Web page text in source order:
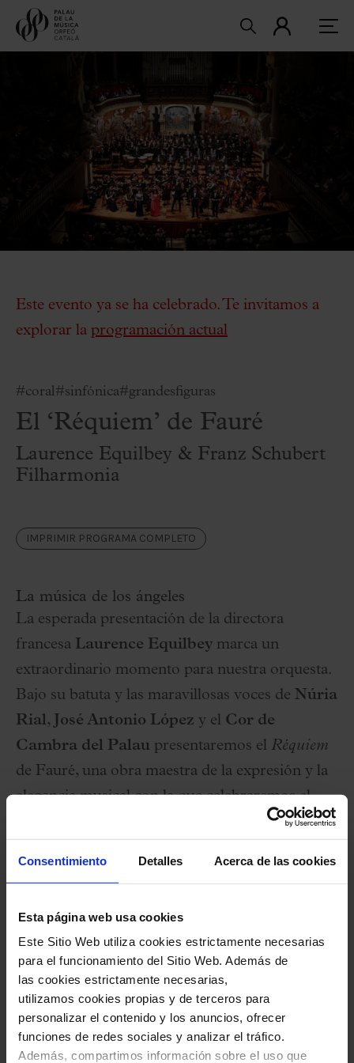
Consentimiento Detalles Acerca de las cookies
Esta página web usa cookies
Este Sitio Web utiliza cookies estrictamente necesarias
para el funcionamiento del Sitio Web. Además de
las cookies estrictamente necesarias,
utilizamos cookies propias y de terceros para
personalizar el contenido y los anuncios, ofrecer
funciones de redes sociales y analizar el tráfico.
Además, compartimos información sobre el uso que
Este evento ya se ha celebrado. Te invitamos a
explorar la programación actual
#coral#sinfónica#grandesfiguras
El ‘Réquiem’ de Fauré
Laurence Equilbey & Franz Schubert
Filharmonia
IMPRIMIR PROGRAMA COMPLETO
La música de los ángeles
La esperada presentación de la directora
francesa Laurence Equilbey marca un
extraordinario momento para nuestra orquesta.
Bajo su batuta y las maravillosas voces de Núria
Rial, José Antonio López y el Cor de
Cambra del Palau presentaremos el Réquiem
de Fauré, una obra maestra de la expresión y la
elegancia musical con la que celebraremos el
100 aniversario de la muerte del fascinante
Ficha artística
Núria Rial, soprano
José Antonio López, barítono
Cor de Cambra del Palau de la Música
Catalana(Xavier Puig, director)
Franz Schubert Filharmonia